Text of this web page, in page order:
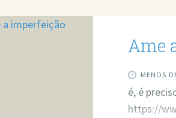
Ame
MENOS
é, é
https://